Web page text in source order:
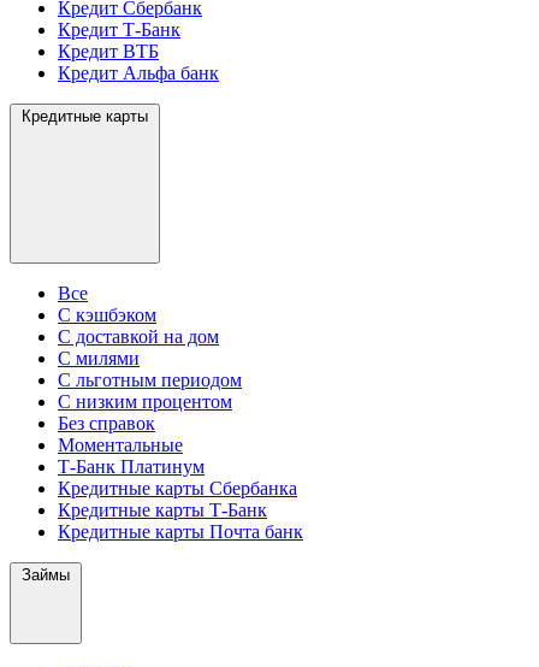
Кредит Сбербанк
Кредит Т-Банк
Кредит ВТБ
Кредит Альфа банк
Кредитные карты
Все
С кэшбэком
С доставкой на дом
С милями
С льготным периодом
С низким процентом
Без справок
Моментальные
Т-Банк Платинум
Кредитные карты Сбербанка
Кредитные карты Т-Банк
Кредитные карты Почта банк
Займы